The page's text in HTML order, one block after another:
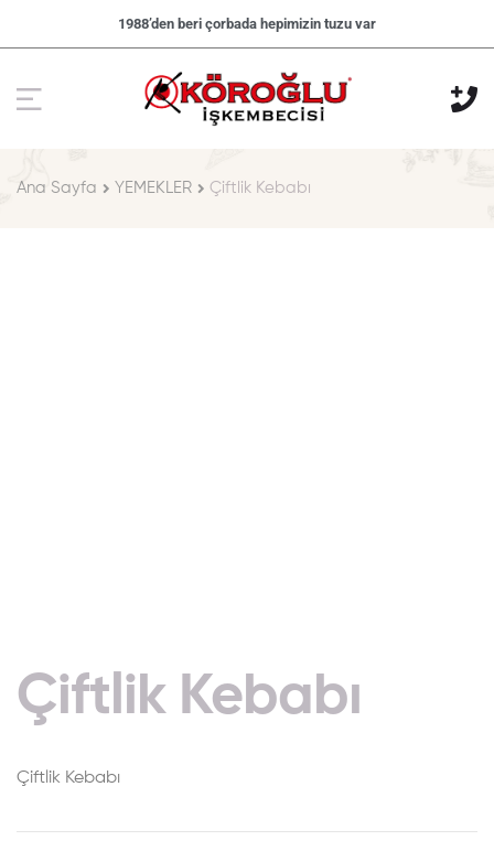
1988’den beri çorbada hepimizin tuzu var
Ana Sayfa YEMEKLER Çiftlik Kebabı
Çiftlik Kebabı
Çiftlik Kebabı